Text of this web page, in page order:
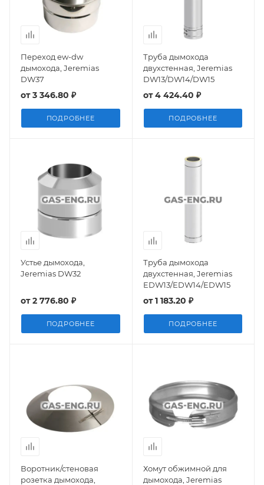
Переход ew-dw
дымохода, Jeremias
DW37
от3 346.80 ₽
ПОДРОБНЕЕ
Труба дымохода
двухстенная, Jeremias
DW13/DW14/DW15
от4 424.40 ₽
ПОДРОБНЕЕ
Устье дымохода,
Jeremias DW32
от2 776.80 ₽
ПОДРОБНЕЕ
Труба дымохода
двухстенная, Jeremias
EDW13/EDW14/EDW15
от1 183.20 ₽
ПОДРОБНЕЕ
Воротник/стеновая
розетка дымохода,
Хомут обжимной для
дымохода, Jeremias